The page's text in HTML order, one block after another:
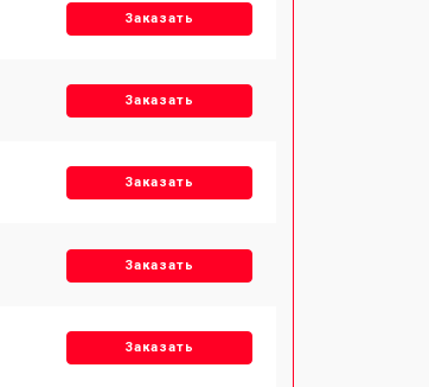
Заказать
Заказать
Заказать
Заказать
Заказать